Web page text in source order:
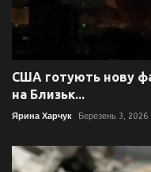
США готують нову
на Близьк...
Ярина Харчук Березень 3, 2026